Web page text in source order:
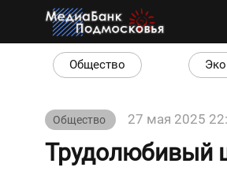
Общество
Общество 27 мая 2025
Трудолюбивый